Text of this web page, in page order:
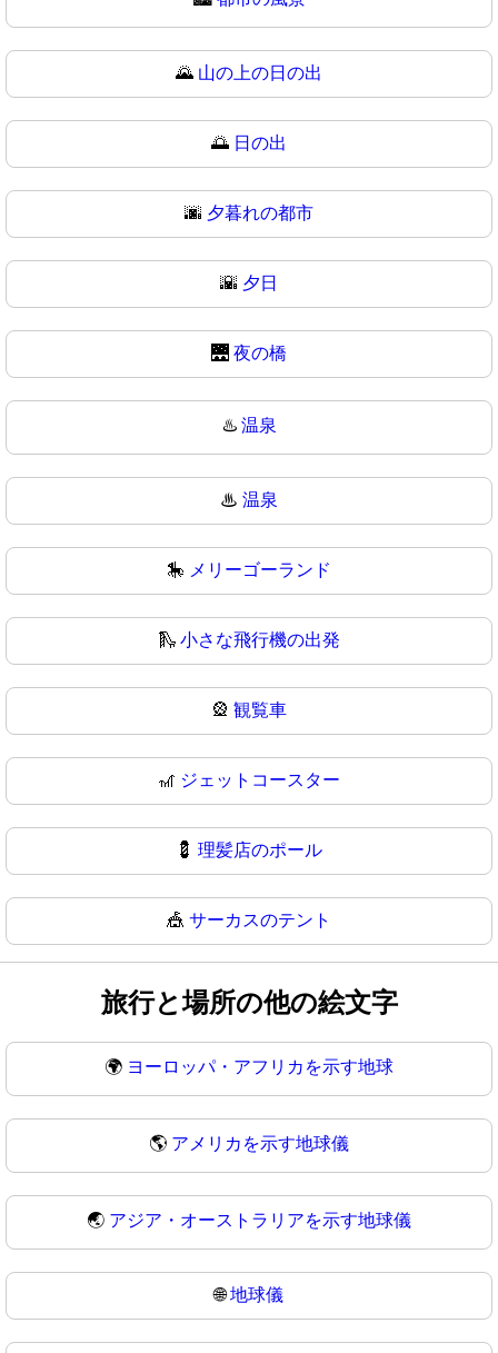
🌄 山の上の日の出
🌅 日の出
🌆 夕暮れの都市
🌇 夕日
🌉 夜の橋
♨️ 温泉
♨ 温泉
🎠 メリーゴーランド
🛝 小さな飛行機の出発
🎡 観覧車
🎢 ジェットコースター
💈 理髪店のポール
🎪 サーカスのテント
旅行と場所の他の絵文字
🌍 ヨーロッパ・アフリカを示す地球
🌎 アメリカを示す地球儀
🌏 アジア・オーストラリアを示す地球儀
🌐地球儀